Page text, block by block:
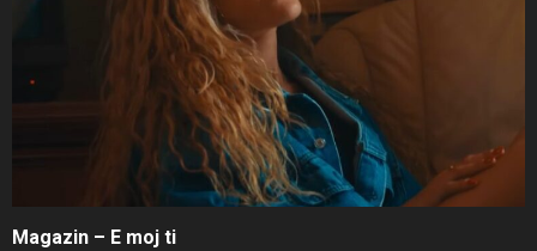
Magazin – E moj ti